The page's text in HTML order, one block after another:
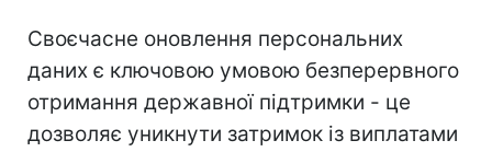
Своєчасне оновлення персональних
даних є ключовою умовою безперервного
отримання державної підтримки - це
дозволяє уникнути затримок із виплатами